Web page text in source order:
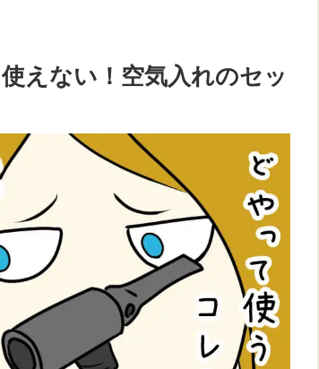
えない！空気入れのセッ